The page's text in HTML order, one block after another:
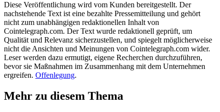
Diese Veröffentlichung wird vom Kunden bereitgestellt. Der
nachstehende Text ist eine bezahlte Pressemitteilung und gehört
nicht zum unabhängigen redaktionellen Inhalt von
Cointelegraph.com. Der Text wurde redaktionell geprüft, um
Qualität und Relevanz sicherzustellen, und spiegelt möglicherweise
nicht die Ansichten und Meinungen von Cointelegraph.com wider.
Leser werden dazu ermutigt, eigene Recherchen durchzuführen,
bevor sie Maßnahmen im Zusammenhang mit dem Unternehmen
ergreifen. Offenlegung.
Mehr zu diesem Thema